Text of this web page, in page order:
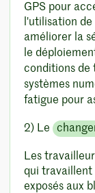
GPS pour
l'utilisation
améliorer la
le
conditions de
systèmes
fatigue pour
2) Le
Les
qui travaillent
exposés aux